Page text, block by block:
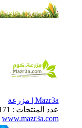
Mazr3a | مزرعة
عدد المنتجات : 171
www.mazr3a.com